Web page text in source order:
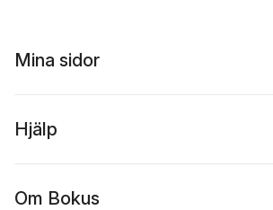
Mina sidor
Hjälp
Om Bokus